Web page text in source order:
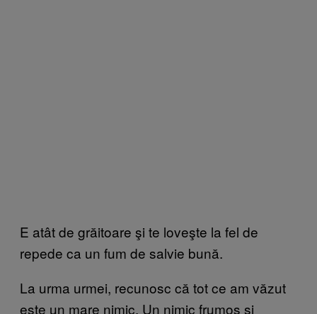
E atât de grăitoare şi te loveşte la fel de
repede ca un fum de salvie bună.
La urma urmei, recunosc că tot ce am văzut
este un mare nimic. Un nimic frumos şi